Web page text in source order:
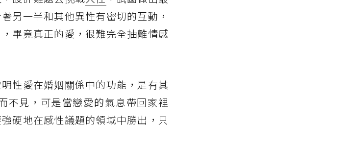
另一半和其他異性有密切的互動，
畢竟真正的愛，很難完全抽離情感
性愛在婚姻關係中的功能，是有其
不見，可是當戀愛的氣息帶回家裡
硬地在感性議題的領域中勝出，只